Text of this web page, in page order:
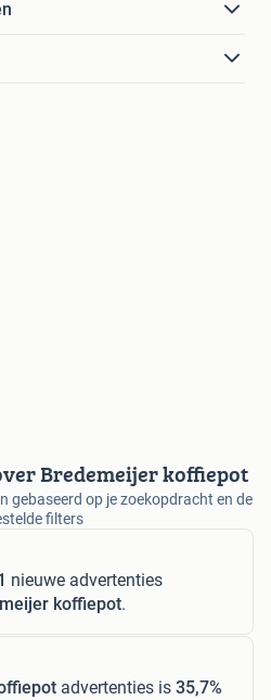
Bredemeijer koffiepot
gebaseerd op je zoekopdracht en de
filters
nieuwe advertenties
koffiepot.
advertenties is 35,7%